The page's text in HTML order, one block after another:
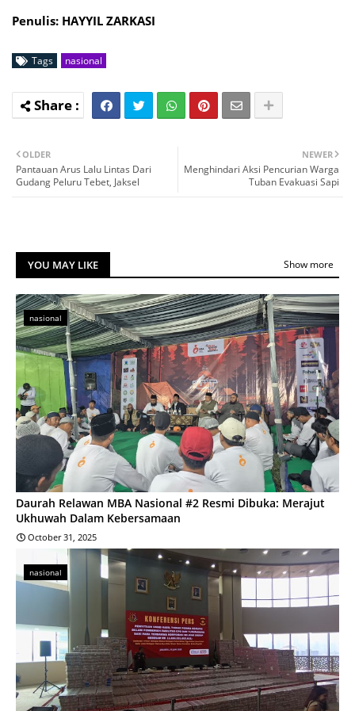
Penulis: HAYYIL ZARKASI
Tags nasional
NEWER
Menghindari Aksi Pencurian Warga
Tuban Evakuasi Sapi
OLDER
Pantauan Arus Lalu Lintas Dari
Gudang Peluru Tebet, Jaksel
YOU MAY LIKE Show more
nasional
Daurah Relawan MBA Nasional #2 Resmi Dibuka: Merajut
Ukhuwah Dalam Kebersamaan
October 31, 2025
nasional